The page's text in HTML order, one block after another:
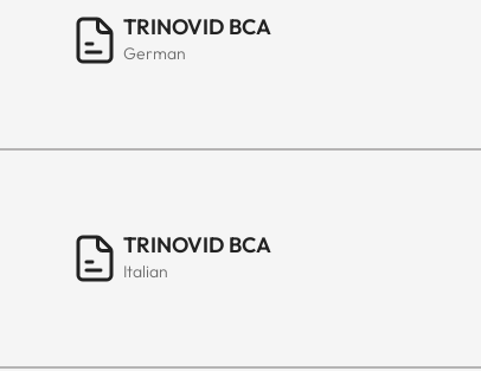
TRINOVID BCA
German
TRINOVID BCA
Italian